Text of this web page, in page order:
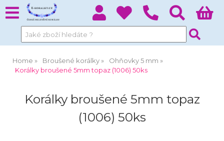
Home Broušené korálky
Ohňovky 5 mm
Korálky broušené 5mm topaz (1006) 50ks
Korálky broušené 5mm topaz
(1006) 50ks